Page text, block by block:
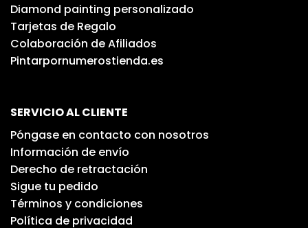
Diamond painting personalizado
Tarjetas de Regalo
Colaboración de Afiliados
Pintarpornumerostienda.es
SERVICIO AL CLIENTE
Póngase en contacto con nosotros
Información de envío
Derecho de retractación
Sigue tu pedido
Términos y condiciones
Política de privacidad